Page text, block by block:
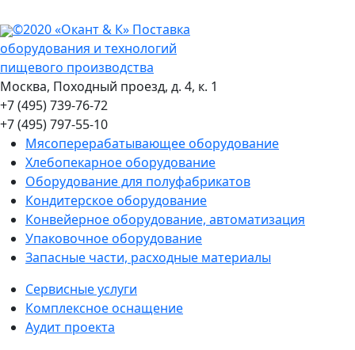
©2020 «Окант & К» Поставка
оборудования и технологий
пищевого производства
Москва, Походный проезд, д. 4, к. 1
+7 (495) 739-76-72
+7 (495) 797-55-10
Мясоперерабатывающее оборудование
Хлебопекарное оборудование
Оборудование для полуфабрикатов
Кондитерское оборудование
Конвейерное оборудование, автоматизация
Упаковочное оборудование
Запасные части, расходные материалы
Сервисные услуги
Комплексное оснащение
Аудит проекта